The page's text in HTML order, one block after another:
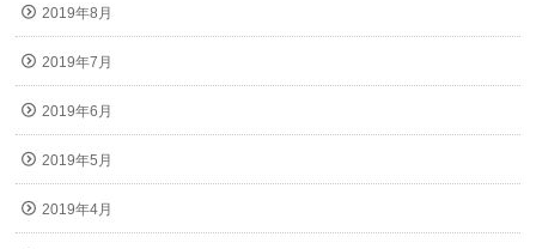
2019年8月
2019年7月
2019年6月
2019年5月
2019年4月